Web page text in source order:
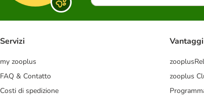
Servizi
my zooplus
FAQ & Contatto
Costi di spedizione
Vantaggi
zooplus